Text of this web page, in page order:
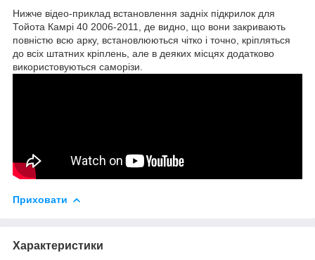
Нижче відео-приклад встановлення задніх підкрилок для
Тойота Камрі 40 2006-2011, де видно, що вони закривають
повністю всю арку, встановлюються чітко і точно, кріпляться
до всіх штатних кріплень, але в деяких місцях додатково
використовуються саморізи.
Приховати
Характеристики